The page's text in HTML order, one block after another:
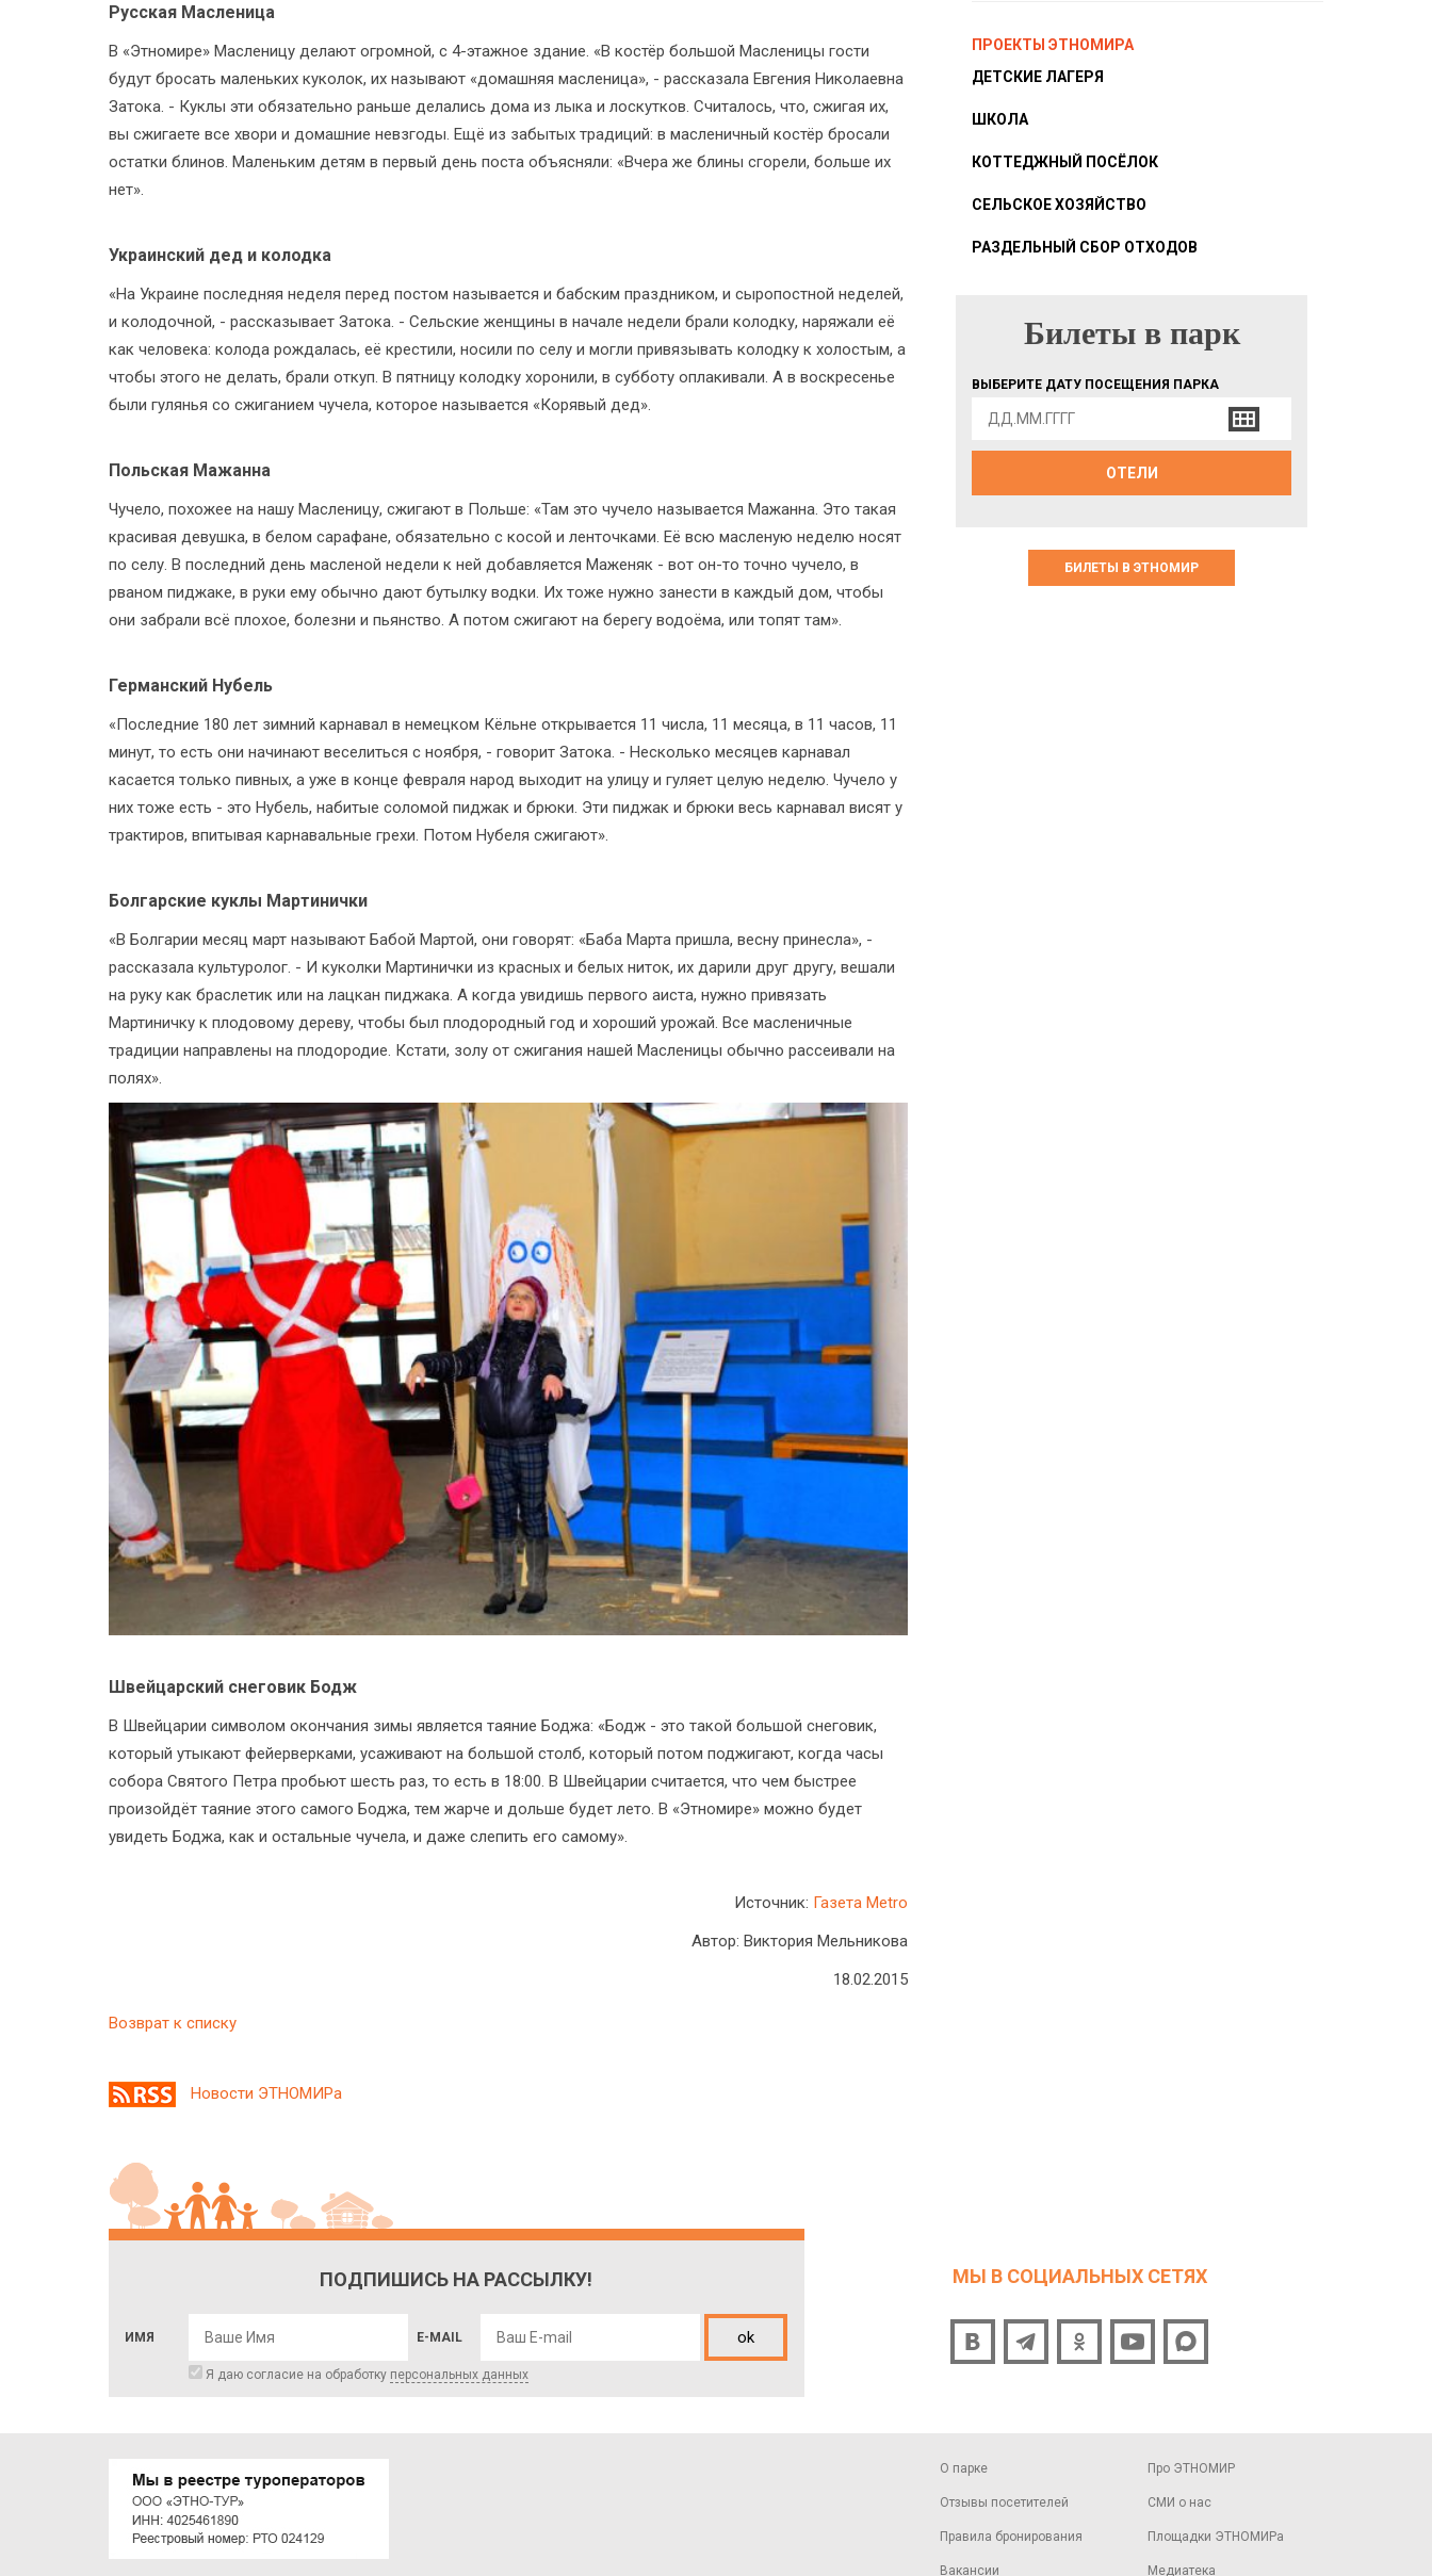
Русская Масленица
В «Этномире» Масленицу делают огромной, с 4-этажное здание. «В костёр большой Масленицы гости
будут бросать маленьких куколок, их называют «домашняя масленица», - рассказала Евгения Николаевна
Затока. - Куклы эти обязательно раньше делались дома из лыка и лоскутков. Считалось, что, сжигая их,
вы сжигаете все хвори и домашние невзгоды. Ещё из забытых традиций: в масленичный костёр бросали
остатки блинов. Маленьким детям в первый день поста объясняли: «Вчера же блины сгорели, больше их
нет».
Украинский дед и колодка
«На Украине последняя неделя перед постом называется и бабским праздником, и сыропостной неделей,
и колодочной, - рассказывает Затока. - Сельские женщины в начале недели брали колодку, наряжали её
как человека: колода рождалась, её крестили, носили по селу и могли привязывать колодку к холостым, а
чтобы этого не делать, брали откуп. В пятницу колодку хоронили, в субботу оплакивали. А в воскресенье
были гулянья со сжиганием чучела, которое называется «Корявый дед».
Польская Мажанна
Чучело, похожее на нашу Масленицу, сжигают в Польше: «Там это чучело называется Мажанна. Это такая
красивая девушка, в белом сарафане, обязательно с косой и ленточками. Её всю масленую неделю носят
по селу. В последний день масленой недели к ней добавляется Маженяк - вот он-то точно чучело, в
рваном пиджаке, в руки ему обычно дают бутылку водки. Их тоже нужно занести в каждый дом, чтобы
они забрали всё плохое, болезни и пьянство. А потом сжигают на берегу водоёма, или топят там».
Германский Нубель
«Последние 180 лет зимний карнавал в немецком Кёльне открывается 11 числа, 11 месяца, в 11 часов, 11
минут, то есть они начинают веселиться с ноября, - говорит Затока. - Несколько месяцев карнавал
касается только пивных, а уже в конце февраля народ выходит на улицу и гуляет целую неделю. Чучело у
них тоже есть - это Нубель, набитые соломой пиджак и брюки. Эти пиджак и брюки весь карнавал висят у
трактиров, впитывая карнавальные грехи. Потом Нубеля сжигают».
Болгарские куклы Мартинички
«В Болгарии месяц март называют Бабой Мартой, они говорят: «Баба Марта пришла, весну принесла», -
рассказала культуролог. - И куколки Мартинички из красных и белых ниток, их дарили друг другу, вешали
на руку как браслетик или на лацкан пиджака. А когда увидишь первого аиста, нужно привязать
Мартиничку к плодовому дереву, чтобы был плодородный год и хороший урожай. Все масленичные
традиции направлены на плодородие. Кстати, золу от сжигания нашей Масленицы обычно рассеивали на
полях».
Швейцарский снеговик Бодж
В Швейцарии символом окончания зимы является таяние Боджа: «Бодж - это такой большой снеговик,
который утыкают фейерверками, усаживают на большой столб, который потом поджигают, когда часы
собора Святого Петра пробьют шесть раз, то есть в 18:00. В Швейцарии считается, что чем быстрее
произойдёт таяние этого самого Боджа, тем жарче и дольше будет лето. В «Этномире» можно будет
увидеть Боджа, как и остальные чучела, и даже слепить его самому».
Источник: Газета Metro
Автор: Виктория Мельникова
18.02.2015
Возврат к списку
ПРОЕКТЫ ЭТНОМИРА
ДЕТСКИЕ ЛАГЕРЯ
ШКОЛА
КОТТЕДЖНЫЙ ПОСЁЛОК
СЕЛЬСКОЕ ХОЗЯЙСТВО
РАЗДЕЛЬНЫЙ СБОР ОТХОДОВ
БИЛЕТЫ В ПАРК
Билеты в парк
ВЫБЕРИТЕ ДАТУ ПОСЕЩЕНИЯ ПАРКА
ОТЕЛИ
БИЛЕТЫ В ЭТНОМИР
Новости ЭТНОМИРа
ПОДПИШИСЬ НА РАССЫЛКУ!
ИМЯ E-MAIL ok
Я даю согласие на обработку персональных данных
МЫ В СОЦИАЛЬНЫХ СЕТЯХ
О парке
Отзывы посетителей
Правила бронирования
Вакансии
Про ЭТНОМИР
СМИ о нас
Площадки ЭТНОМИРа
Медиатека